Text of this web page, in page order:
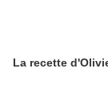
La recette